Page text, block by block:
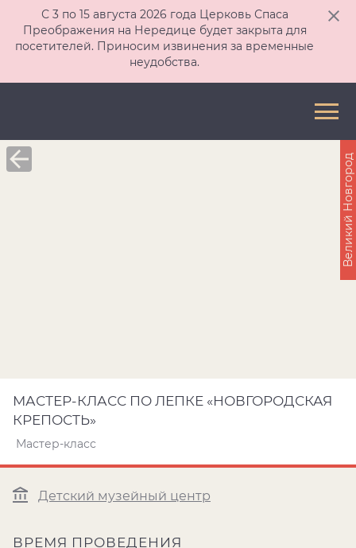
С 3 по 15 августа 2026 года Церковь Спаса
Преображения на Нередице будет закрыта для
посетителей. Приносим извинения за временные
неудобства.
МАСТЕР-КЛАСС ПО ЛЕПКЕ «НОВГОРОДСКАЯ
КРЕПОСТЬ»
Мастер-класс
Детский музейный центр
ВРЕМЯ ПРОВЕДЕНИЯ
Великий Новгород